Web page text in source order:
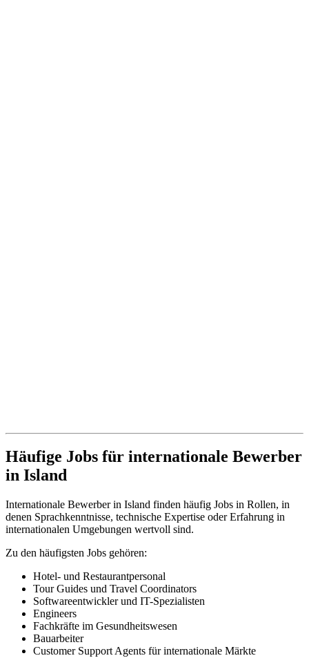
Häufige Jobs für internationale Bewerber
in Island
Internationale Bewerber in Island finden häufig Jobs in Rollen, in
denen Sprachkenntnisse, technische Expertise oder Erfahrung in
internationalen Umgebungen wertvoll sind.
Zu den häufigsten Jobs gehören:
Hotel- und Restaurantpersonal
Tour Guides und Travel Coordinators
Softwareentwickler und IT-Spezialisten
Engineers
Fachkräfte im Gesundheitswesen
Bauarbeiter
Customer Support Agents für internationale Märkte